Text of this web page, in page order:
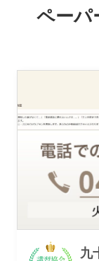
ペーパ
九